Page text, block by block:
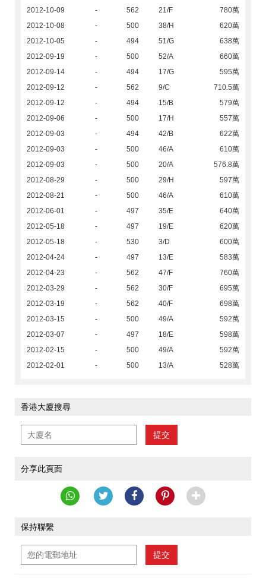
2012-10-09
- 562 21/F
780萬
2012-10-08
- 500 38/H
620萬
2012-10-05
- 494 51/G
638萬
2012-09-19
- 500 52/A
660萬
2012-09-14
- 494 17/G
595萬
2012-09-12
- 562 9/C
710.5萬
2012-09-12
- 494 15/B
579萬
2012-09-06
- 500 17/H
557萬
2012-09-03
- 494 42/B
622萬
2012-09-03
- 500 46/A
610萬
2012-09-03
- 500 20/A
576.8萬
2012-08-29
- 500 29/H
597萬
2012-08-21
- 500 46/A
610萬
2012-06-01
- 497 35/E
640萬
2012-05-18
- 497 19/E
620萬
2012-05-18
- 530 3/D
600萬
2012-04-24
- 497 13/E
583萬
2012-04-23
- 562 47/F
760萬
2012-03-29
- 562 30/F
695萬
2012-03-19
- 562 40/F
698萬
2012-03-15
- 500 49/A
592萬
2012-03-07
- 497 18/E
598萬
2012-02-15
- 500 49/A
592萬
2012-02-01
- 500 13/A 528萬
香港大廈搜尋
提交
分享此頁面
保持聯繫
提交